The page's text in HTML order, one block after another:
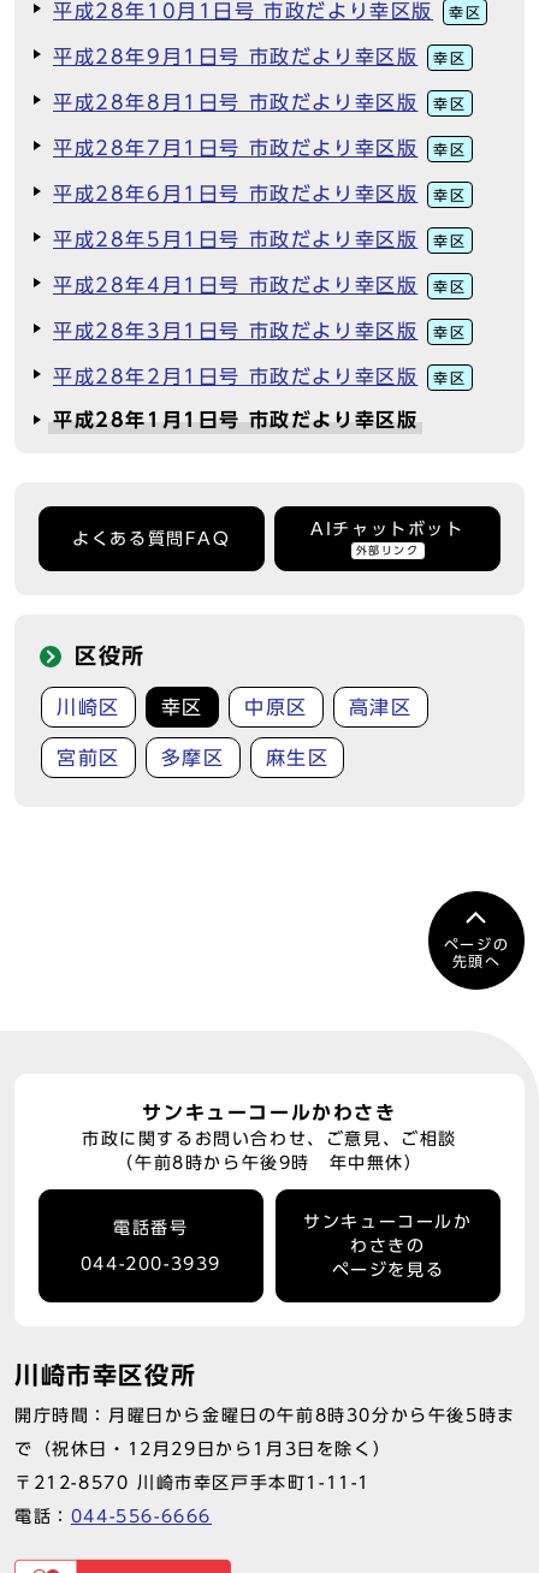
平成28年10月1日号 市政だより幸区版 幸区
平成28年9月1日号 市政だより幸区版 幸区
平成28年8月1日号 市政だより幸区版 幸区
平成28年7月1日号 市政だより幸区版 幸区
平成28年6月1日号 市政だより幸区版 幸区
平成28年5月1日号 市政だより幸区版 幸区
平成28年4月1日号 市政だより幸区版 幸区
平成28年3月1日号 市政だより幸区版 幸区
平成28年2月1日号 市政だより幸区版 幸区
平成28年1月1日号 市政だより幸区版
よくある質問FAQ
AIチャットボット
外部リンク
区役所
川崎区 幸区 中原区 高津区
宮前区 多摩区 麻生区
ページの
先頭へ
サンキューコールかわさき
市政に関するお問い合わせ、ご意見、ご相談
（午前8時から午後9時 年中無休）
電話番号
044-200-3939
サンキューコールか
わさきの
ページを見る
川崎市幸区役所
開庁時間：月曜日から金曜日の午前8時30分から午後5時ま
で（祝休日・12月29日から1月3日を除く）
〒212-8570 川崎市幸区戸手本町1-11-1
電話： 044-556-6666